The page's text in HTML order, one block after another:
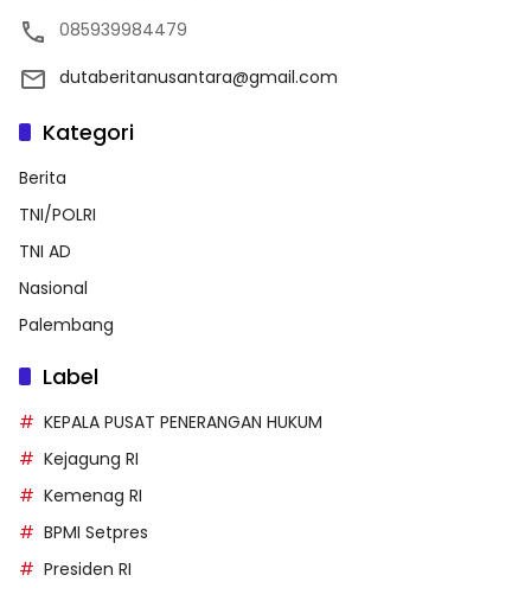
085939984479
dutaberitanusantara@gmail.com
Kategori
Berita
TNI/POLRI
TNI AD
Nasional
Palembang
Label
KEPALA PUSAT PENERANGAN HUKUM
Kejagung RI
Kemenag RI
BPMI Setpres
Presiden RI